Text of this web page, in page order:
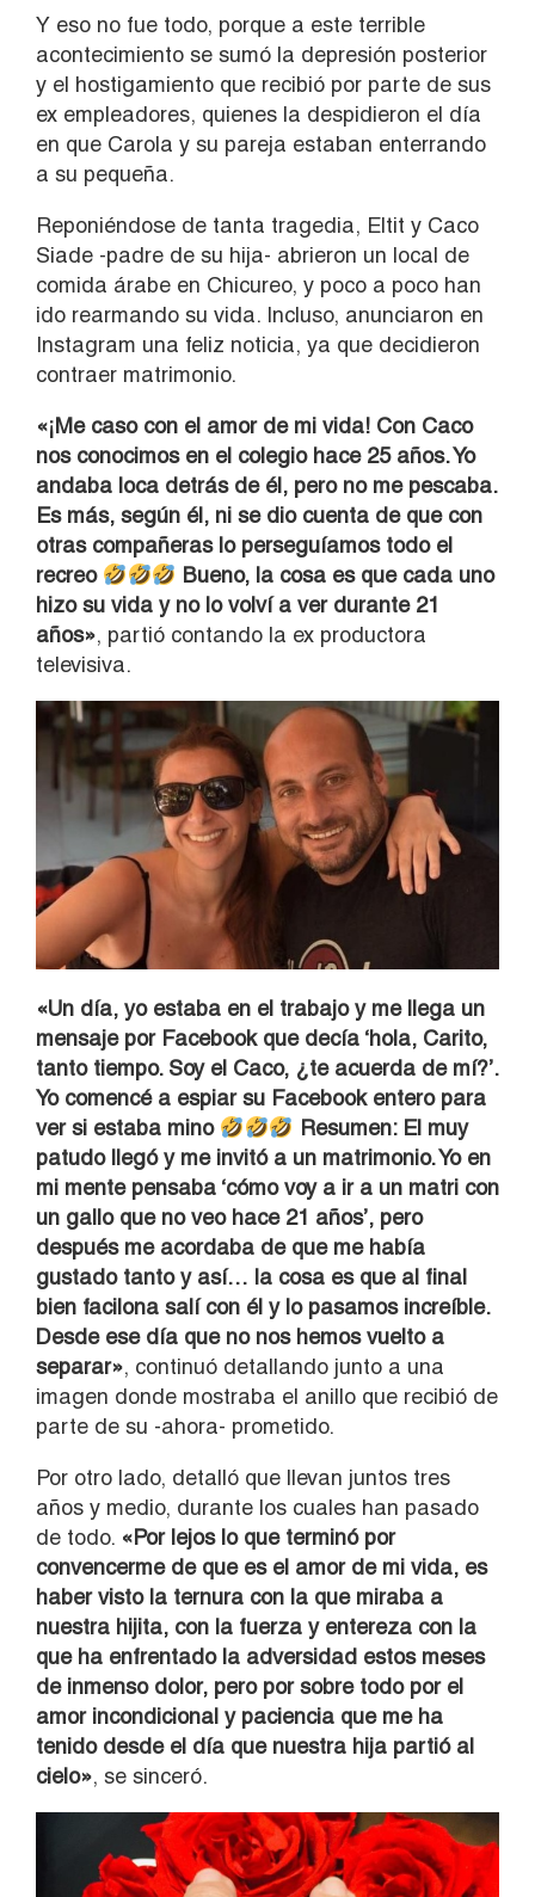
Y eso no fue todo, porque a este terrible
acontecimiento se sumó la depresión posterior
y el hostigamiento que recibió por parte de sus
ex empleadores, quienes la despidieron el día
en que Carola y su pareja estaban enterrando
a su pequeña.
Reponiéndose de tanta tragedia, Eltit y Caco
Siade -padre de su hija- abrieron un local de
comida árabe en Chicureo, y poco a poco han
ido rearmando su vida. Incluso, anunciaron en
Instagram una feliz noticia, ya que decidieron
contraer matrimonio.
«¡Me caso con el amor de mi vida! Con Caco
nos conocimos en el colegio hace 25 años. Yo
andaba loca detrás de él, pero no me pescaba.
Es más, según él, ni se dio cuenta de que con
otras compañeras lo perseguíamos todo el
recreo
Bueno, la cosa es que cada uno
hizo su vida y no lo volví a ver durante 21
años», partió contando la ex productora
televisiva.
«Un día, yo estaba en el trabajo y me llega un
mensaje por Facebook que decía ‘hola, Carito,
tanto tiempo. Soy el Caco, ¿te acuerda de mí?’.
Yo comencé a espiar su Facebook entero para
ver si estaba mino
Resumen: El muy
patudo llegó y me invitó a un matrimonio. Yo en
mi mente pensaba ‘cómo voy a ir a un matri con
un gallo que no veo hace 21 años’, pero
después me acordaba de que me había
gustado tanto y así… la cosa es que al final
bien facilona salí con él y lo pasamos increíble.
Desde ese día que no nos hemos vuelto a
separar», continuó detallando junto a una
imagen donde mostraba el anillo que recibió de
parte de su -ahora- prometido.
Por otro lado, detalló que llevan juntos tres
años y medio, durante los cuales han pasado
de todo. «Por lejos lo que terminó por
convencerme de que es el amor de mi vida, es
haber visto la ternura con la que miraba a
nuestra hijita, con la fuerza y entereza con la
que ha enfrentado la adversidad estos meses
de inmenso dolor, pero por sobre todo por el
amor incondicional y paciencia que me ha
tenido desde el día que nuestra hija partió al
cielo», se sinceró.